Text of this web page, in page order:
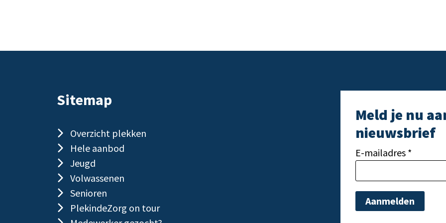
Sitemap
Overzicht plekken
Hele aanbod
Jeugd
Volwassenen
Senioren
PlekindeZorg on tour
Meld je nu
nieuwsbrief
E-mailadres *